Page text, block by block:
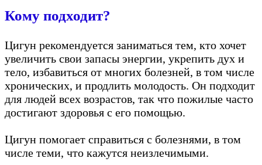
Кому подходит?
Цигун рекомендуется заниматься тем, кто хочет
увеличить свои запасы энергии, укрепить дух и
тело, избавиться от многих болезней, в том числе
хронических, и продлить молодость. Он подходит
для людей всех возрастов, так что пожилые часто
достигают здоровья с его помощью.
Цигун помогает справиться с болезнями, в том
числе теми, что кажутся неизлечимыми.